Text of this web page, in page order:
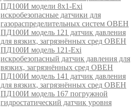
ПД100И модели 8х1-Exi
искробезопасные датчики для
газораспределительных систем ОВЕН
ПД100И модель 121 датчик давления
для вязких, загрязнённых сред ОВЕН
ПД100И модель 121-Exi
искробезопасный датчик давления для
вязких, загрязнённых сред ОВЕН
ПД100И модель 141 датчик давления
для вязких, загрязнённых сред ОВЕН
ПД100И модель 167 погружной
гидростатический датчик уровня